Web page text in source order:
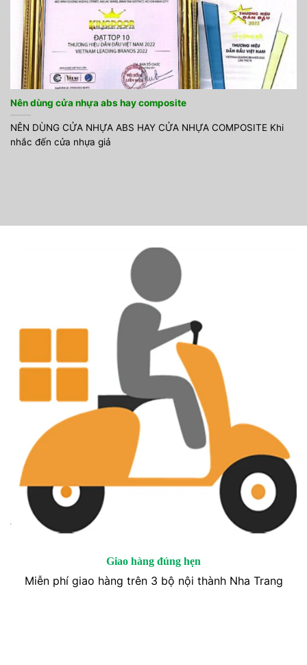
Nên dùng cửa nhựa abs hay composite
NÊN DÙNG CỬA NHỰA ABS HAY CỬA NHỰA COMPOSITE Khi
nhắc đến cửa nhựa giả
Giao hàng đúng hẹn
Miễn phí giao hàng trên 3 bộ nội thành Nha Trang